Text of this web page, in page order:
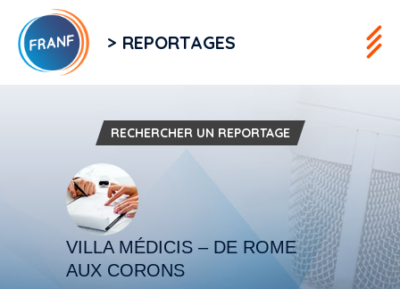
> REPORTAGES
RECHERCHER UN REPORTAGE
VILLA MÉDICIS – DE ROME
AUX CORONS